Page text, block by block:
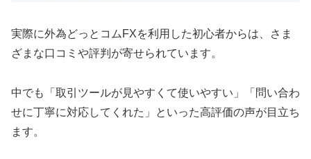
実際に外為どっとコムFXを利用した初心者からは、さま
ざまな口コミや評判が寄せられています。
中でも「取引ツールが見やすくて使いやすい」「問い合わ
せに丁寧に対応してくれた」といった高評価の声が目立ち
ます。